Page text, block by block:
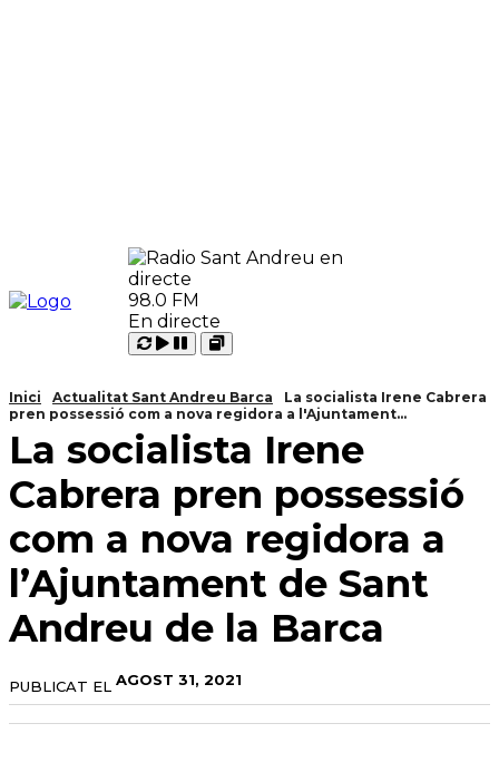
98.0 FM
En directe
Carregant
Reproduir
Pausar
Open
Inici Actualitat Sant Andreu Barca
La socialista Irene Cabrera
pren possessió com a nova regidora a l'Ajuntament...
La socialista Irene
Cabrera pren possessió
com a nova regidora a
l’Ajuntament de Sant
Andreu de la Barca
PUBLICAT EL AGOST 31, 2021